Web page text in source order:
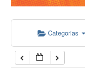
Categorias
05:00
07:00